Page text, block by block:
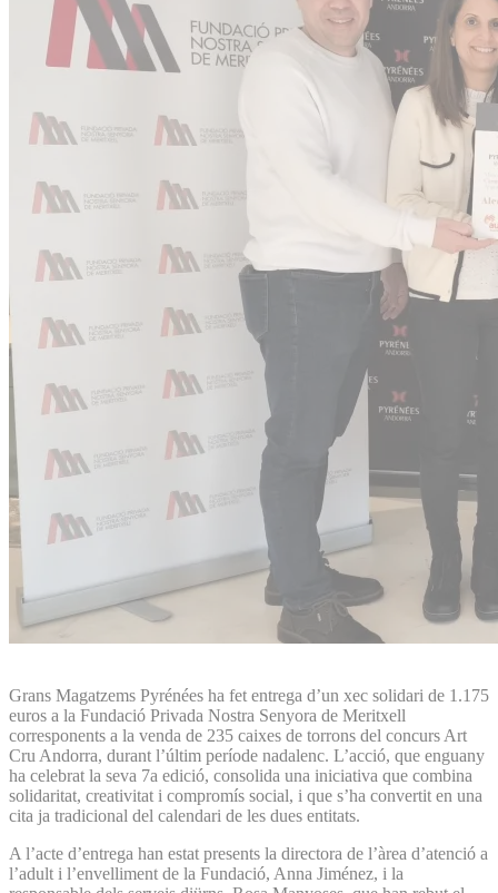
Grans Magatzems Pyrénées ha fet entrega d’un xec solidari de 1.175
euros a la Fundació Privada Nostra Senyora de Meritxell
corresponents a la venda de 235 caixes de torrons del concurs Art
Cru Andorra, durant l’últim període nadalenc. L’acció, que enguany
ha celebrat la seva 7a edició, consolida una iniciativa que combina
solidaritat, creativitat i compromís social, i que s’ha convertit en una
cita ja tradicional del calendari de les dues entitats.
A l’acte d’entrega han estat presents la directora de l’àrea d’atenció a
l’adult i l’envelliment de la Fundació, Anna Jiménez, i la